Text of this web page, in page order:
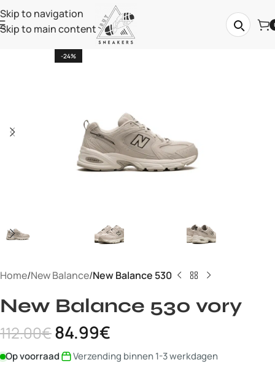
Skip to navigation
Skip to main content
-24%
Home New Balance New Balance 530
New Balance 530 vory
112.00€84.99€
Op voorraad Verzending binnen 1-3 werkdagen